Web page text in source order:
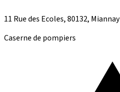
11 Rue des Ecoles, 80132, Miannay
Caserne de pompiers